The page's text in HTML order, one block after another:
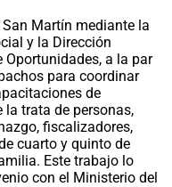
San Martín mediante la
y la Dirección
Oportunidades, a la par
para coordinar
de
trata de personas,
fiscalizadores,
cuarto y quinto de
Este trabajo lo
con el Ministerio del